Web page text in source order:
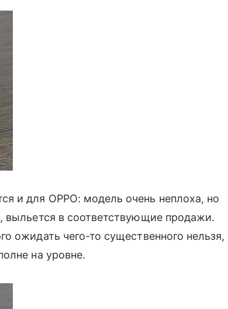
и для OPPO: модель очень неплоха, но
выльется в соответствующие продажи.
ожидать чего-то существенного нельзя,
на уровне.